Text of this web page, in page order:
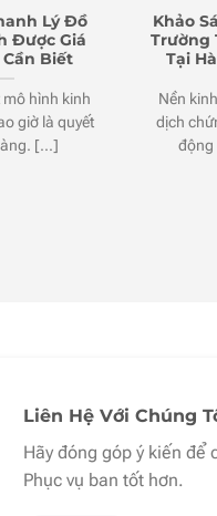
Lý Đồ
Được Giá
Biết
hình kinh
giờ là quyết
[...]
Khảo
Trường
Tại
Nền
dịch
động
Liên Hệ Với Chúng
Hãy đóng góp ý kiến để
Phục vụ ban tốt hơn.